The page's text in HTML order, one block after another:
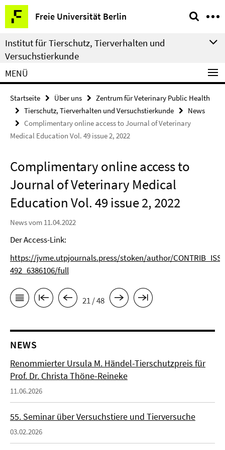
Springe
direkt
zu
Inhalt
Freie Universität Berlin
Service-
Navigation
Institut für Tierschutz, Tierverhalten und
Versuchstierkunde
MENÜ
Startseite Über uns
Zentrum für Veterinary Public Health
Tierschutz, Tierverhalten und Versuchstierkunde
News
Complimentary online access to Journal of Veterinary
Medical Education Vol. 49 issue 2, 2022
Complimentary online access to
Journal of Veterinary Medical
Education Vol. 49 issue 2, 2022
News vom 11.04.2022
Der Access-Link:
https://jvme.utpjournals.press/stoken/author/
492_6386106/full
21 / 48
NEWS
Renommierter Ursula M. Händel-Tierschutzpreis für
Prof. Dr. Christa Thöne-Reineke
11.06.2026
55. Seminar über Versuchstiere und Tierversuche
03.02.2026